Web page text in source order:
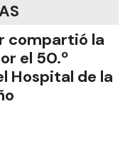
compartió la
el 50.º
Hospital de la